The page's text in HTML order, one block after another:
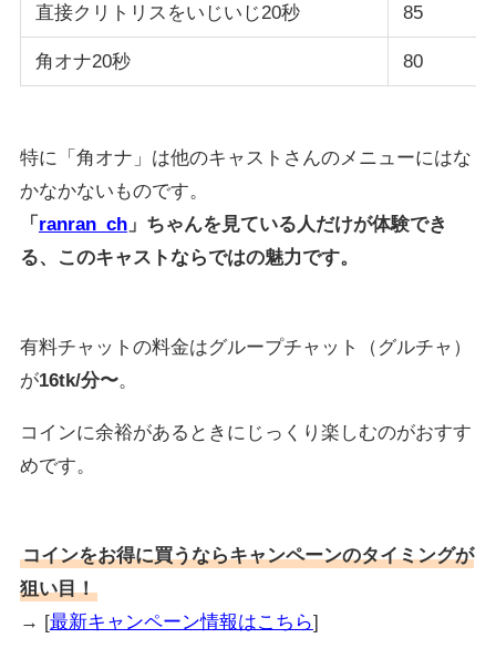
直接クリトリスをいじいじ20秒 85
角オナ20秒 80
特に「角オナ」は他のキャストさんのメニューにはな
かなかないものです。
「 ranran_ch」ちゃんを見ている人だけが体験でき
る、このキャストならではの魅力です。
有料チャットの料金はグループチャット（グルチャ）
が16tk/分〜。
コインに余裕があるときにじっくり楽しむのがおすす
めです。
コインをお得に買うならキャンペーンのタイミングが
狙い目！
→ [最新キャンペーン情報はこちら]